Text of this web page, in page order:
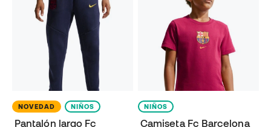
NOVEDAD NIÑOS
Pantalón largo Fc
NIÑOS
Camiseta Fc Barcelona